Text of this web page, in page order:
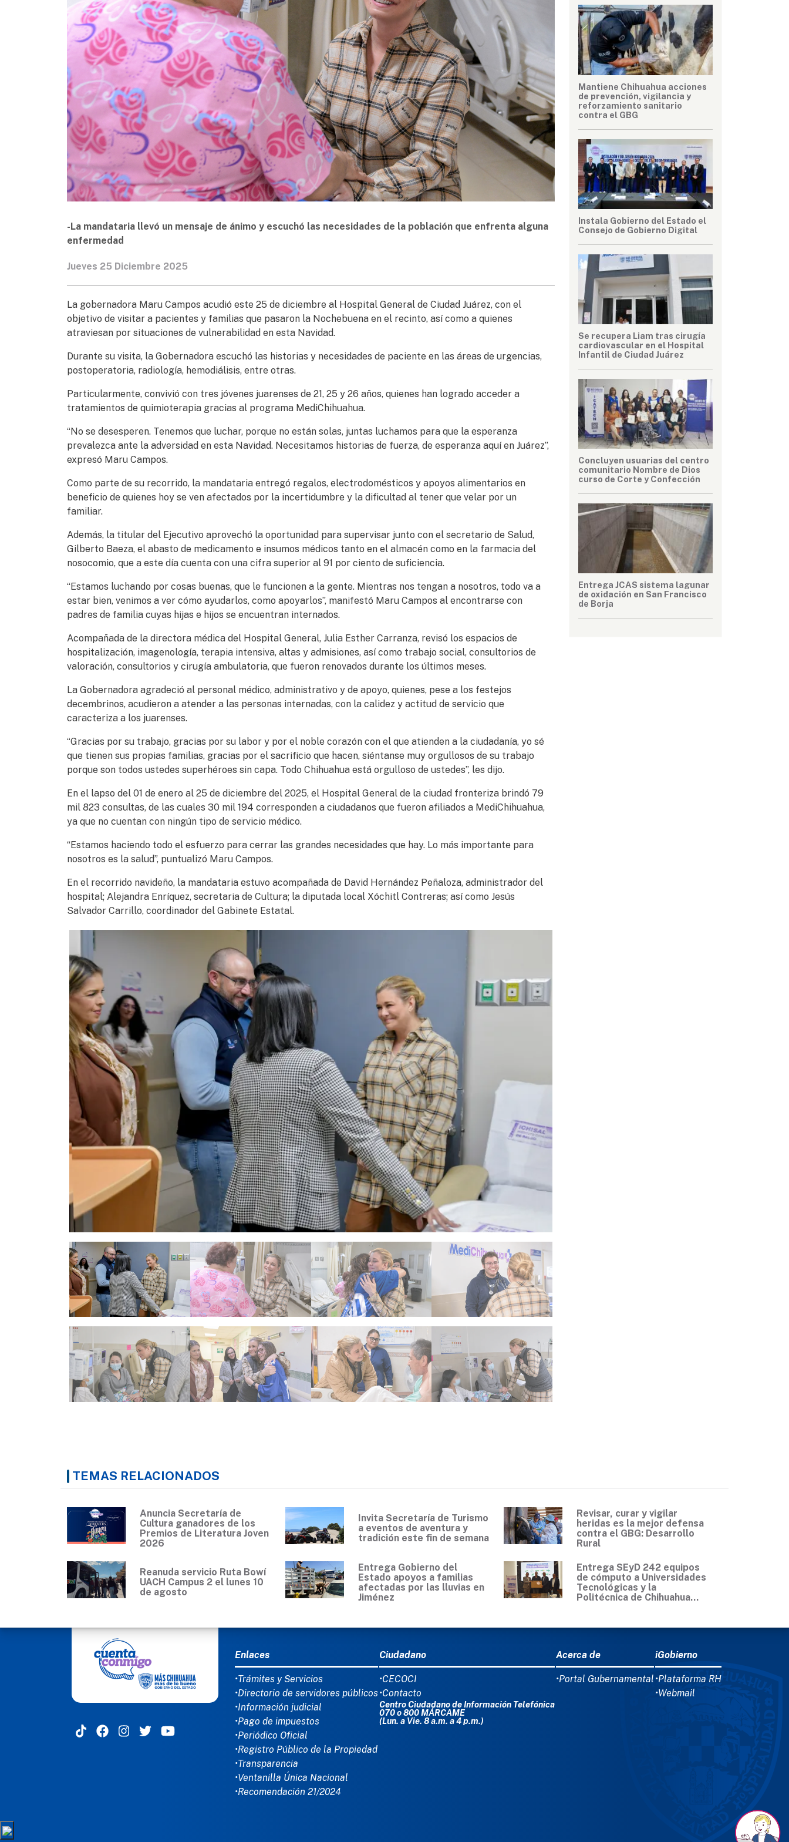
-La mandataria llevó un mensaje de ánimo y escuchó las necesidades de la población que enfrenta alguna
enfermedad
Jueves 25 Diciembre 2025
La gobernadora Maru Campos acudió este 25 de diciembre al Hospital General de Ciudad Juárez, con el
objetivo de visitar a pacientes y familias que pasaron la Nochebuena en el recinto, así como a quienes
atraviesan por situaciones de vulnerabilidad en esta Navidad.
Durante su visita, la Gobernadora escuchó las historias y necesidades de paciente en las áreas de urgencias,
postoperatoria, radiología, hemodiálisis, entre otras.
Particularmente, convivió con tres jóvenes juarenses de 21, 25 y 26 años, quienes han logrado acceder a
tratamientos de quimioterapia gracias al programa MediChihuahua.
“No se desesperen. Tenemos que luchar, porque no están solas, juntas luchamos para que la esperanza
prevalezca ante la adversidad en esta Navidad. Necesitamos historias de fuerza, de esperanza aquí en Juárez”,
expresó Maru Campos.
Como parte de su recorrido, la mandataria entregó regalos, electrodomésticos y apoyos alimentarios en
beneficio de quienes hoy se ven afectados por la incertidumbre y la dificultad al tener que velar por un
familiar.
Además, la titular del Ejecutivo aprovechó la oportunidad para supervisar junto con el secretario de Salud,
Gilberto Baeza, el abasto de medicamento e insumos médicos tanto en el almacén como en la farmacia del
nosocomio, que a este día cuenta con una cifra superior al 91 por ciento de suficiencia.
“Estamos luchando por cosas buenas, que le funcionen a la gente. Mientras nos tengan a nosotros, todo va a
estar bien, venimos a ver cómo ayudarlos, como apoyarlos”, manifestó Maru Campos al encontrarse con
padres de familia cuyas hijas e hijos se encuentran internados.
Acompañada de la directora médica del Hospital General, Julia Esther Carranza, revisó los espacios de
hospitalización, imagenología, terapia intensiva, altas y admisiones, así como trabajo social, consultorios de
valoración, consultorios y cirugía ambulatoria, que fueron renovados durante los últimos meses.
La Gobernadora agradeció al personal médico, administrativo y de apoyo, quienes, pese a los festejos
decembrinos, acudieron a atender a las personas internadas, con la calidez y actitud de servicio que
caracteriza a los juarenses.
“Gracias por su trabajo, gracias por su labor y por el noble corazón con el que atienden a la ciudadanía, yo sé
que tienen sus propias familias, gracias por el sacrificio que hacen, siéntanse muy orgullosos de su trabajo
porque son todos ustedes superhéroes sin capa. Todo Chihuahua está orgulloso de ustedes”, les dijo.
En el lapso del 01 de enero al 25 de diciembre del 2025, el Hospital General de la ciudad fronteriza brindó 79
mil 823 consultas, de las cuales 30 mil 194 corresponden a ciudadanos que fueron afiliados a MediChihuahua,
ya que no cuentan con ningún tipo de servicio médico.
“Estamos haciendo todo el esfuerzo para cerrar las grandes necesidades que hay. Lo más importante para
nosotros es la salud”, puntualizó Maru Campos.
En el recorrido navideño, la mandataria estuvo acompañada de David Hernández Peñaloza, administrador del
hospital; Alejandra Enríquez, secretaria de Cultura; la diputada local Xóchitl Contreras; así como Jesús
Salvador Carrillo, coordinador del Gabinete Estatal.
Mantiene Chihuahua acciones
de prevención, vigilancia y
reforzamiento sanitario
contra el GBG
Instala Gobierno del Estado el
Consejo de Gobierno Digital
Se recupera Liam tras cirugía
cardiovascular en el Hospital
Infantil de Ciudad Juárez
Concluyen usuarias del centro
comunitario Nombre de Dios
curso de Corte y Confección
Entrega JCAS sistema lagunar
de oxidación en San Francisco
de Borja
TEMAS RELACIONADOS
Anuncia Secretaría de
Cultura ganadores de los
Premios de Literatura Joven
2026
Invita Secretaría de Turismo
a eventos de aventura y
tradición este fin de semana
Revisar, curar y vigilar
heridas es la mejor defensa
contra el GBG: Desarrollo
Rural
Reanuda servicio Ruta Bowí
UACH Campus 2 el lunes 10
de agosto
Entrega Gobierno del
Estado apoyos a familias
afectadas por las lluvias en
Jiménez
Entrega SEyD 242 equipos
de cómputo a Universidades
Tecnológicas y la
Politécnica de Chihuahua...
MENÚ DEL PIE
Enlaces
•Trámites y Servicios
•Directorio de servidores públicos
•Información judicial
•Pago de impuestos
•Periódico Oficial
•Registro Público de la Propiedad
•Transparencia
•Ventanilla Única Nacional
•Recomendación 21/2024
Ciudadano
•CECOCI
•Contacto
Centro Ciudadano de Información Telefónica
070 o 800 MÁRCAME
(Lun. a Vie. 8 a.m. a 4 p.m.)
Acerca de
•Portal Gubernamental
iGobierno
•Plataforma RH
•Webmail